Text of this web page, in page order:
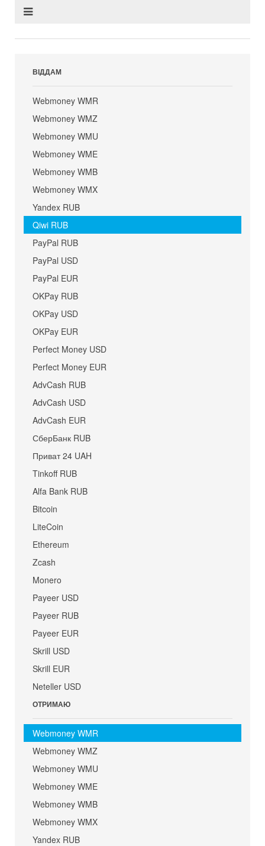
ВІДДАМ
Webmoney WMR
Webmoney WMZ
Webmoney WMU
Webmoney WME
Webmoney WMB
Webmoney WMX
Yandex RUB
Qiwi RUB
PayPal RUB
PayPal USD
PayPal EUR
OKPay RUB
OKPay USD
OKPay EUR
Perfect Money USD
Perfect Money EUR
AdvCash RUB
AdvCash USD
AdvCash EUR
СберБанк RUB
Приват 24 UAH
Tinkoff RUB
Alfa Bank RUB
Bitcoin
LiteCoin
Ethereum
Zcash
Monero
Payeer USD
Payeer RUB
Payeer EUR
Skrill USD
Skrill EUR
Neteller USD
ОТРИМАЮ
Webmoney WMR
Webmoney WMZ
Webmoney WMU
Webmoney WME
Webmoney WMB
Webmoney WMX
Yandex RUB